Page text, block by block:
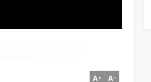
A+ A-